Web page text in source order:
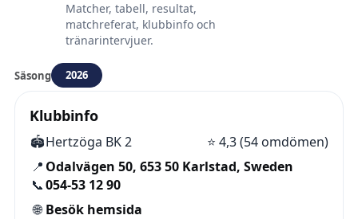
Matcher, tabell, resultat,
matchreferat, klubbinfo och
tränarintervjuer.
Säsong 2026
Klubbinfo
🏟️Hertzöga BK 2 ⭐ 4,3 (54 omdömen)
📍 Odalvägen 50, 653 50 Karlstad, Sweden
📞054-53 12 90
🌐 Besök hemsida